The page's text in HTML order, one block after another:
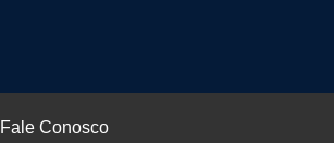
Fale Conosco